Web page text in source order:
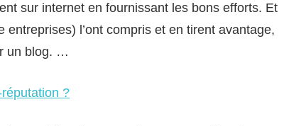
sur internet en fournissant les bons efforts. Et
l’ont compris et en tirent avantage,
un blog. …
?